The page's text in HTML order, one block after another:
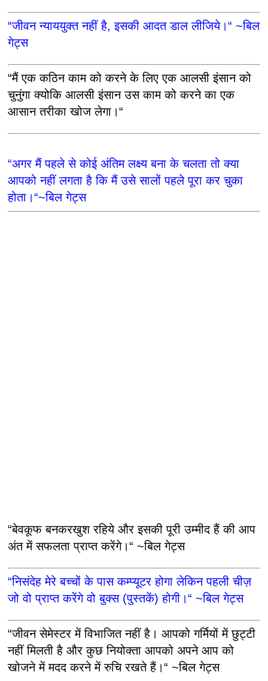
“जीवन न्याययुक्त नहीं है, इसकी आदत डाल लीजिये।“ ~बिल
गेट्स
“मैं एक कठिन काम को करने के लिए एक आलसी इंसान को
चुनुंगा क्योकि आलसी इंसान उस काम को करने का एक
आसान तरीका खोज लेगा।“
“अगर मैं पहले से कोई अंतिम लक्ष्य बना के चलता तो क्या
आपको नहीं लगता है कि मैं उसे सालों पहले पूरा कर चुका
होता।“~बिल गेट्स
“बेवकूफ बनकरखुश रहिये और इसकी पूरी उम्मीद हैं की आप
अंत में सफलता प्राप्त करेंगे।“ ~बिल गेट्स
“निसंदेह मेरे बच्चों के पास कम्प्यूटर होगा लेकिन पहली चीज़
जो वो प्राप्त करेंगे वो बुक्स (पुस्तकें) होगी।“ ~बिल गेट्स
“जीवन सेमेस्टर में विभाजित नहीं है। आपको गर्मियों में छुट्टी
नहीं मिलती है और कुछ नियोक्ता आपको अपने आप को
खोजने में मदद करने में रुचि रखते हैं।“ ~बिल गेट्स